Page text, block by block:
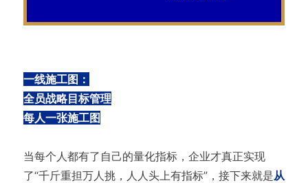
一线施工图：
全员战略目标管理
每人一张施工图
当每个人都有了自己的量化指标，企业才真正实现
了“千斤重担万人挑，人人头上有指标”，接下来就是从